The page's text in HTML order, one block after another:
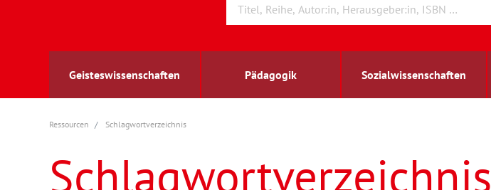
Geisteswissenschaften Pädagogik Sozialwissenschaften
Archäologie
Berufs- und Wirtschaftspädagogik
Arbeitsmarktforschung
Außenwirtschaft
berufsbildung
Ressourcen Schlagwortverzeichnis
Schlagwortverzeichnis